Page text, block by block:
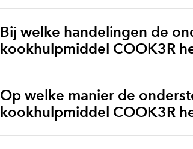
Bij welke handelingen de
kookhulpmiddel COOK3R
Op welke manier de
kookhulpmiddel COOK3R